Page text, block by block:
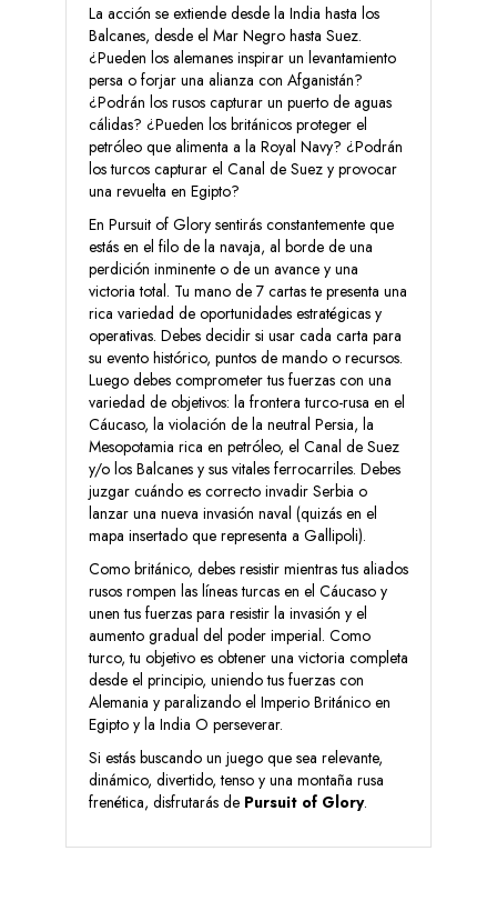
La acción se extiende desde la India hasta los
Balcanes, desde el Mar Negro hasta Suez.
¿Pueden los alemanes inspirar un levantamiento
persa o forjar una alianza con Afganistán?
¿Podrán los rusos capturar un puerto de aguas
cálidas? ¿Pueden los británicos proteger el
petróleo que alimenta a la Royal Navy? ¿Podrán
los turcos capturar el Canal de Suez y provocar
una revuelta en Egipto?
En Pursuit of Glory sentirás constantemente que
estás en el filo de la navaja, al borde de una
perdición inminente o de un avance y una
victoria total. Tu mano de 7 cartas te presenta una
rica variedad de oportunidades estratégicas y
operativas. Debes decidir si usar cada carta para
su evento histórico, puntos de mando o recursos.
Luego debes comprometer tus fuerzas con una
variedad de objetivos: la frontera turco-rusa en el
Cáucaso, la violación de la neutral Persia, la
Mesopotamia rica en petróleo, el Canal de Suez
y/o los Balcanes y sus vitales ferrocarriles. Debes
juzgar cuándo es correcto invadir Serbia o
lanzar una nueva invasión naval (quizás en el
mapa insertado que representa a Gallipoli).
Como británico, debes resistir mientras tus aliados
rusos rompen las líneas turcas en el Cáucaso y
unen tus fuerzas para resistir la invasión y el
aumento gradual del poder imperial. Como
turco, tu objetivo es obtener una victoria completa
desde el principio, uniendo tus fuerzas con
Alemania y paralizando el Imperio Británico en
Egipto y la India O perseverar.
Si estás buscando un juego que sea relevante,
dinámico, divertido, tenso y una montaña rusa
frenética, disfrutarás de Pursuit of Glory.